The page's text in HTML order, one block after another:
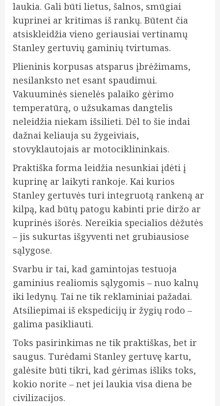
laukia. Gali būti lietus, šalnos, smūgiai
kuprinei ar kritimas iš rankų. Būtent čia
atsiskleidžia vieno geriausiai vertinamų
Stanley gertuvių gaminių tvirtumas.
Plieninis korpusas atsparus įbrėžimams,
nesilanksto net esant spaudimui.
Vakuuminės sienelės palaiko gėrimo
temperatūrą, o užsukamas dangtelis
neleidžia niekam išsilieti. Dėl to šie indai
dažnai keliauja su žygeiviais,
stovyklautojais ar motociklininkais.
Praktiška forma leidžia nesunkiai įdėti į
kuprinę ar laikyti rankoje. Kai kurios
Stanley gertuvės turi integruotą rankeną ar
kilpą, kad būtų patogu kabinti prie diržo ar
kuprinės išorės. Nereikia specialios dėžutės
– jis sukurtas išgyventi net grubiausiose
sąlygose.
Svarbu ir tai, kad gamintojas testuoja
gaminius realiomis sąlygomis – nuo kalnų
iki ledynų. Tai ne tik reklaminiai pažadai.
Atsiliepimai iš ekspedicijų ir žygių rodo –
galima pasikliauti.
Toks pasirinkimas ne tik praktiškas, bet ir
saugus. Turėdami Stanley gertuvę kartu,
galėsite būti tikri, kad gėrimas išliks toks,
kokio norite – net jei laukia visa diena be
civilizacijos.